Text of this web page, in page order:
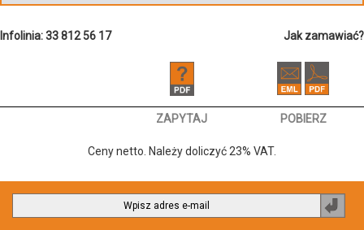
Infolinia: 33 812 56 17 Jak zamawiać?
ZAPYTAJ POBIERZ
Ceny netto. Należy doliczyć 23% VAT.